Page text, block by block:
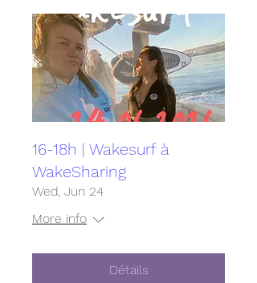
16-18h | Wakesurf à
WakeSharing
Wed, Jun 24
More info
Détails